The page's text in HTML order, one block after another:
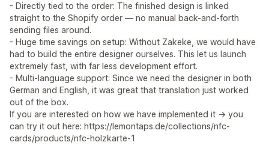
- Directly tied to the order: The finished design is linked
straight to the Shopify order — no manual back-and-forth
sending files around.
- Huge time savings on setup: Without Zakeke, we would have
had to build the entire designer ourselves. This let us launch
extremely fast, with far less development effort.
- Multi-language support: Since we need the designer in both
German and English, it was great that translation just worked
out of the box.
If you are interested on how we have implemented it -> you
can try it out here: https://lemontaps.de/collections/nfc-
cards/products/nfc-holzkarte-1